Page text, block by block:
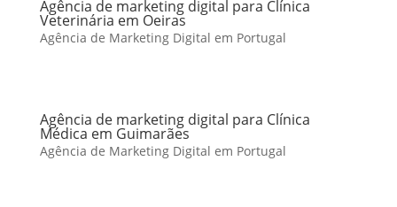
Agência de marketing digital para Clínica
Veterinária em Oeiras
Agência de Marketing Digital em Portugal
Agência de marketing digital para Clínica
Médica em Guimarães
Agência de Marketing Digital em Portugal